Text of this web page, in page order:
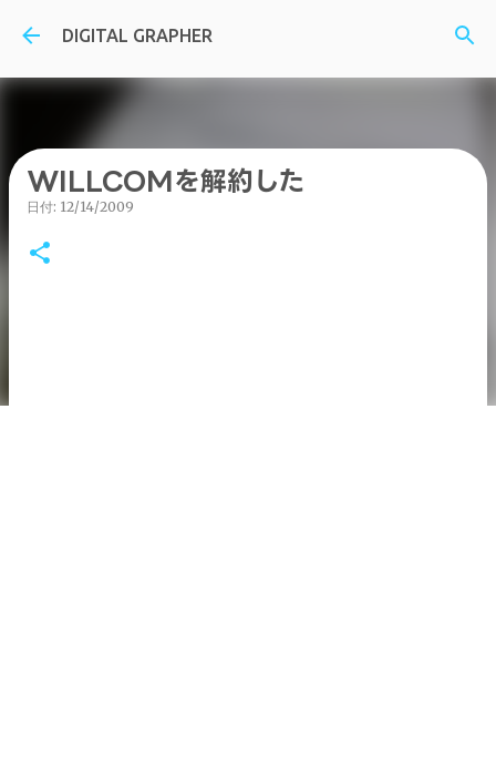
スキップしてメイン コンテンツに移動
DIGITAL GRAPHER
WILLCOMを解約した
日付: 12/14/2009